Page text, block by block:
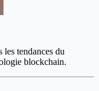
les tendances du
blockchain.